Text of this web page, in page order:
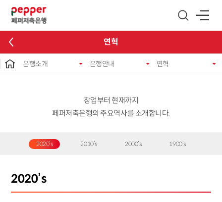
연혁
은행소개 은행안내 연혁
창업부터 현재까지
페퍼저축은행의 주요역사를 소개합니다.
2020’s 2010’s 2000’s 1900’s
2020’s